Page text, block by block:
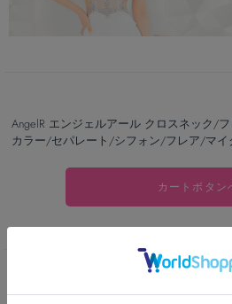
AngelR エンジェルアール クロスネック/
カラー/セパレート/シフォン/フレア/マイ
カートボタン